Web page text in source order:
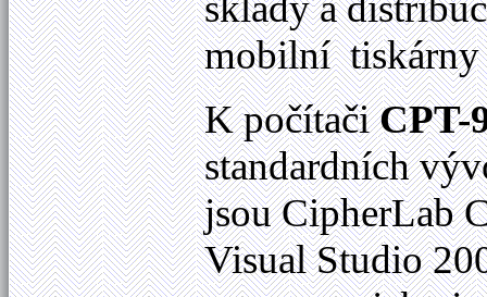
mobilní tiskárny
K počítačiCPT-
standardních
jsou CipherLab
Visual Studio